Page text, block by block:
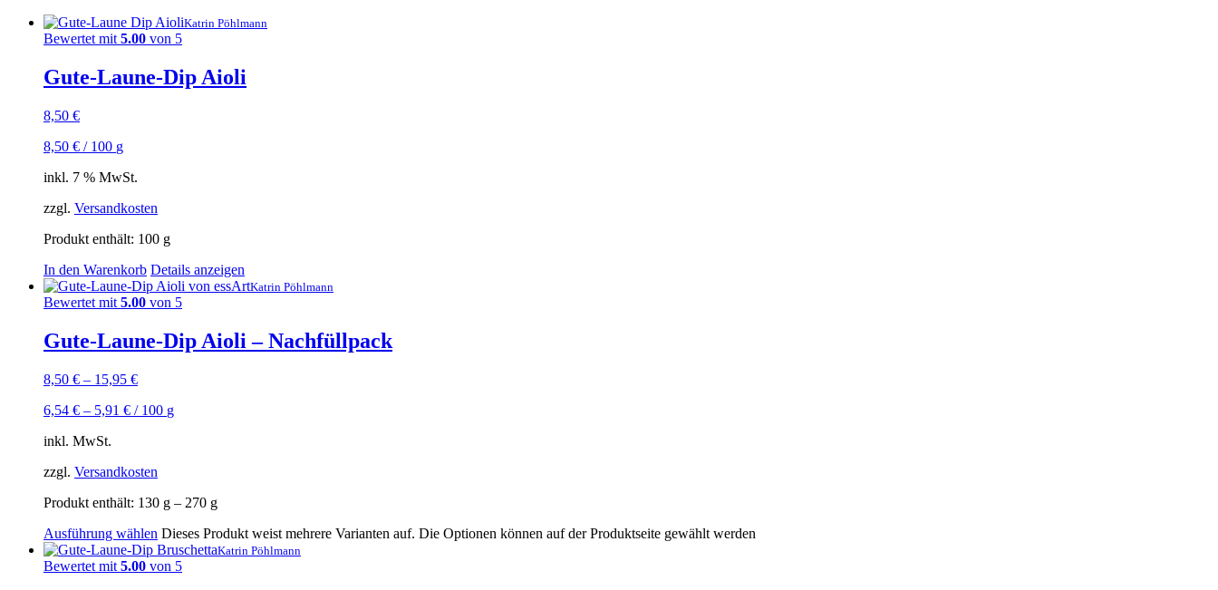
Katrin Pöhlmann
Bewertet mit 5.00 von 5
Gute-Laune-Dip Aioli
8,50 €
8,50 € / 100 g
inkl. 7 % MwSt.
zzgl. Versandkosten
Produkt enthält: 100 g
In den Warenkorb Details anzeigen
Katrin Pöhlmann
Bewertet mit 5.00 von 5
Gute-Laune-Dip Aioli – Nachfüllpack
8,50 € – 15,95 €
6,54 € – 5,91 € / 100 g
inkl. MwSt.
zzgl. Versandkosten
Produkt enthält: 130 g – 270 g
Ausführung wählen Dieses Produkt weist mehrere Varianten auf. Die Optionen können auf der Produktseite gewählt werden
Katrin Pöhlmann
Bewertet mit 5.00 von 5